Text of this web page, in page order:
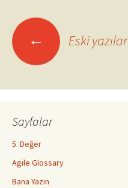
Yazı
dolaşımı
← Eski yazılar
Sayfalar
5. Değer
Agile Glossary
Bana Yazın